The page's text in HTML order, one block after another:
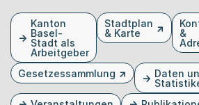
FusszeileKanton
Basel-
Stadt als
Arbeitgeber
Stadtplan
& Karte
&
Gesetzessammlung
Daten